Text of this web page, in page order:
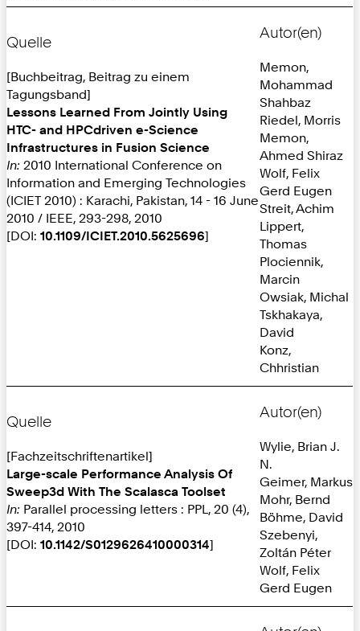
Quelle
[Buchbeitrag, Beitrag zu einem
Tagungsband]
Lessons Learned From Jointly Using
HTC- and HPCdriven e-Science
Infrastructures in Fusion Science
In: 2010 International Conference on
Information and Emerging Technologies
(ICIET 2010) : Karachi, Pakistan, 14 - 16 June
2010 / IEEE, 293-298, 2010
[DOI: 10.1109/ICIET.2010.5625696]
Autor(en)
Memon,
Mohammad
Shahbaz
Riedel, Morris
Memon,
Ahmed Shiraz
Wolf, Felix
Gerd Eugen
Streit, Achim
Lippert,
Thomas
Plociennik,
Marcin
Owsiak, Michal
Tskhakaya,
David
Konz,
Chhristian
Quelle
[Fachzeitschriftenartikel]
Large-scale Performance Analysis Of
Sweep3d With The Scalasca Toolset
In: Parallel processing letters : PPL, 20 (4),
397-414, 2010
[DOI: 10.1142/S0129626410000314]
Autor(en)
Wylie, Brian J.
N.
Geimer, Markus
Mohr, Bernd
Böhme, David
Szebenyi,
Zoltán Péter
Wolf, Felix
Gerd Eugen